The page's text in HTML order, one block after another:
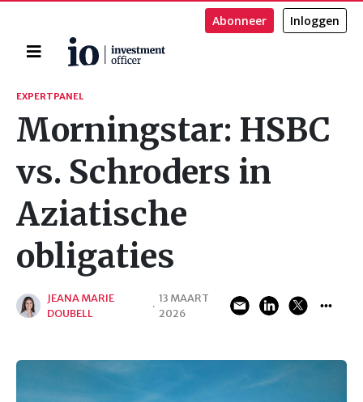
Home
Abonneer Inloggen
Zoeken
EXPERTPANEL
Morningstar: HSBC
vs. Schroders in
Aziatische
obligaties
JEANA MARIE
DOUBELL
·
13 MAART
2026